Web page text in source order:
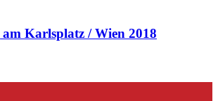
Karlsplatz / Wien 2018